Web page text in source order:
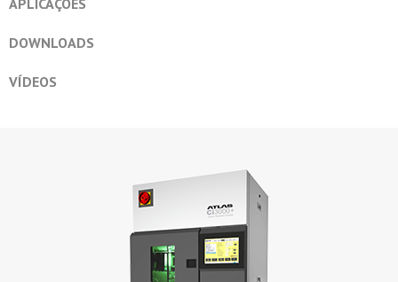
APLICAÇÕES
DOWNLOADS
VÍDEOS